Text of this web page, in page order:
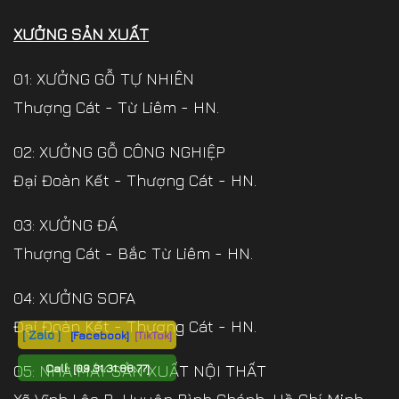
[ Zalo ] [Facebook] [TikTok]
Call: [09.31.31.88.77]
XƯỞNG SẢN XUẤT
01: XƯỞNG GỖ TỰ NHIÊN
Thượng Cát - Từ Liêm - HN.
02: XƯỞNG GỖ CÔNG NGHIỆP
Đại Đoàn Kết - Thượng Cát - HN.
03: XƯỞNG ĐÁ
Thượng Cát - Bắc Từ Liêm - HN.
04: XƯỞNG SOFA
Đại Đoàn Kết - Thượng Cát - HN.
05: NHÀ MÁY SẢN XUẤT NỘI THẤT